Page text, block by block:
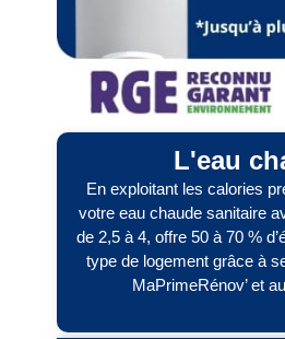
L'eau
En exploitant les calories
votre eau chaude sanitaire
de 2,5 à 4, offre 50 à 70 %
type de logement grâce à
MaPrimeRénov’ et